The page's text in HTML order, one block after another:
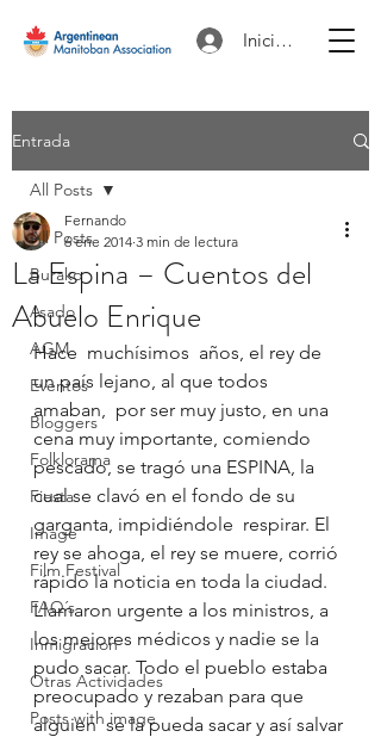
Iniciar sesión
Entrada
All Posts
Burako
Asado
AGM
Eventos
Bloggers
Folklorama
Fiesta
Image
Film Festival
FAQ´s
Inmigracion
Otras Actividades
Posts with image
All Posts
La Espina – Cuentos del
Abuelo Enrique
Fernando
6 ene 2014 3 min de lectura
Hace  muchísimos  años, el rey de
un país lejano, al que todos
amaban,  por ser muy justo, en una
cena muy importante, comiendo
pescado, se tragó una ESPINA, la
cual se clavó en el fondo de su
garganta, impidiéndole  respirar. El
rey se ahoga, el rey se muere, corrió
rápido la noticia en toda la ciudad.
Llamaron urgente a los ministros, a
los mejores médicos y nadie se la
pudo sacar. Todo el pueblo estaba
preocupado y rezaban para que
alguien  se la pueda sacar y así salvar